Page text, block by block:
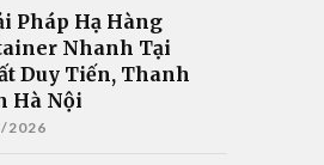
Pháp Hạ Hàng
Nhanh Tại
Duy Tiến, Thanh
Hà Nội
2026